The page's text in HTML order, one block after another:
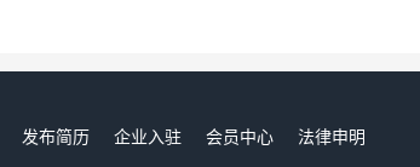
发布简历 企业入驻 会员中心
法律申明